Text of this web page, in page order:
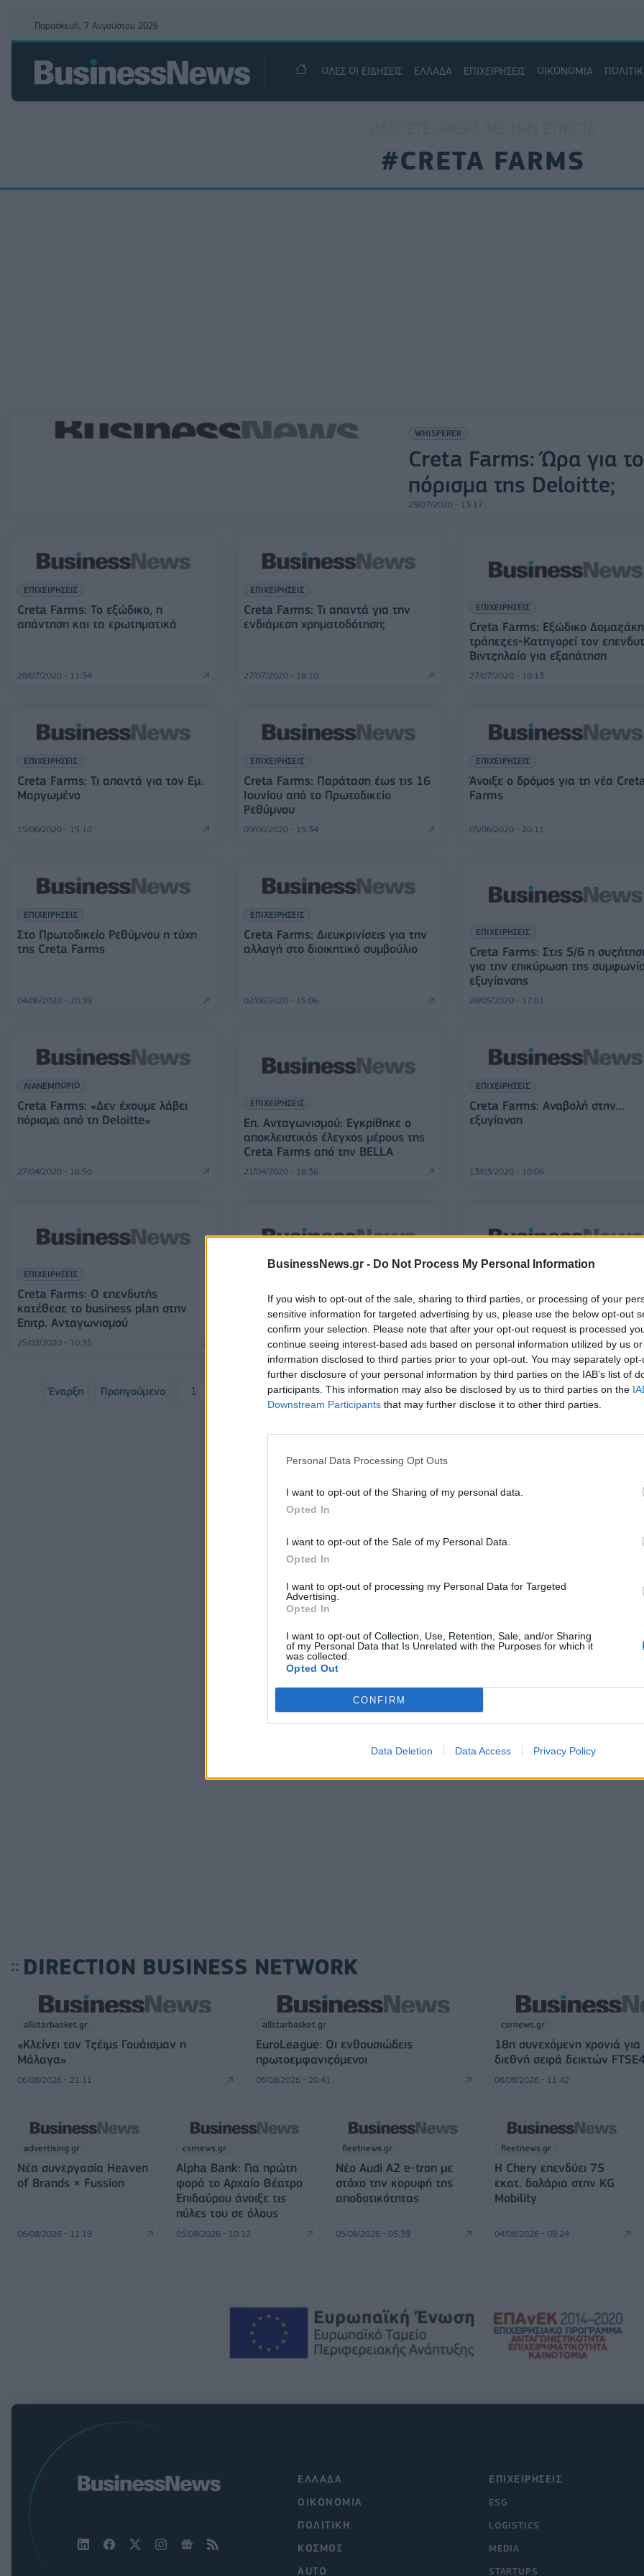
BusinessNews.gr - Do Not Process My Personal Information
If you wish to opt-out of the sale, sharing to third parties, or processing of your
sensitive information for targeted advertising by us, please use the below opt-out
confirm your selection. Please note that after your opt-out request is processed
continue seeing interest-based ads based on personal information utilized by us
information disclosed to third parties prior to your opt-out. You may separately
further disclosure of your personal information by third parties on the IAB’s list of
participants. This information may also be disclosed by us to third parties on the
Downstream Participants that may further disclose it to other third parties.
Personal Data Processing Opt Outs
I want to opt-out of the Sharing of my personal data.
Opted In
I want to opt-out of the Sale of my Personal Data.
Opted In
I want to opt-out of processing my Personal Data for Targeted
Advertising.
Opted In
I want to opt-out of Collection, Use, Retention, Sale, and/or Sharing
of my Personal Data that Is Unrelated with the Purposes for which it
was collected.
Opted Out
CONFIRM
Data Deletion Data Access Privacy Policy
Παρασκευή, 7 Αυγούστου 2026
ΟΛΕΣ ΟΙ ΕΙΔΗΣΕΙΣ ΕΛΛΑΔΑ ΕΠΙΧΕΙΡΗΣΕΙΣ ΟΙΚΟΝΟΜΙΑ
#CRETA FARMS
WHISPERER
Creta Farms: Ώρα για το
πόρισμα της Deloitte;
29/07/2020 - 13:17
ΕΠΙΧΕΙΡΗΣΕΙΣ
Creta Farms: To εξώδικο, η
απάντηση και τα ερωτηματικά
28/07/2020 - 11:54
ΕΠΙΧΕΙΡΗΣΕΙΣ
Creta Farms: Τι απαντά για την
ενδιάμεση χρηματοδότηση;
27/07/2020 - 18:10
ΕΠΙΧΕΙΡΗΣΕΙΣ
Creta Farms: Εξώδικο
τράπεζες-Κατηγορεί τον
Βιντζηλαίο για εξαπάτηση
27/07/2020 - 10:13
ΕΠΙΧΕΙΡΗΣΕΙΣ
Creta Farms: Τι απαντά για τον Εμ.
Μαργωμένο
15/06/2020 - 15:10
ΕΠΙΧΕΙΡΗΣΕΙΣ
Creta Farms: Παράταση έως τις 16
Ιουνίου από το Πρωτοδικείο
Ρεθύμνου
09/06/2020 - 15:34
ΕΠΙΧΕΙΡΗΣΕΙΣ
Άνοιξε ο δρόμος για τη νέα
Farms
05/06/2020 - 20:11
ΕΠΙΧΕΙΡΗΣΕΙΣ
Στο Πρωτοδικείο Ρεθύμνου η τύχη
της Creta Farms
04/06/2020 - 10:39
ΕΠΙΧΕΙΡΗΣΕΙΣ
Creta Farms: Διευκρινίσεις για την
αλλαγή στο διοικητικό συμβούλιο
02/06/2020 - 15:06
ΕΠΙΧΕΙΡΗΣΕΙΣ
Creta Farms: Στις 5/6 η
για την επικύρωση της
εξυγίανσης
28/05/2020 - 17:01
ΛΙΑΝΕΜΠΟΡΙΟ
Creta Farms: «Δεν έχουμε λάβει
πόρισμα από τη Deloitte»
27/04/2020 - 16:50
ΕΠΙΧΕΙΡΗΣΕΙΣ
Επ. Ανταγωνισμού: Εγκρίθηκε ο
αποκλειστικός έλεγχος μέρους της
Creta Farms από την BELLA
21/04/2020 - 18:36
ΕΠΙΧΕΙΡΗΣΕΙΣ
Creta Farms: Aναβολή στην…
εξυγίανση
13/03/2020 - 10:06
ΕΠΙΧΕΙΡΗΣΕΙΣ
Creta Farms: Ο επενδυτής
κατέθεσε το business plan στην
Επιτρ. Ανταγωνισμού
25/02/2020 - 10:35
Ενδιάμεση χρηματοδότηση 4 εκατ.
ευρώ από τις τράπεζες στην Creta
24/02/2020 - 20:47
Creta Farms: Κατατέθηκε στο
Πρωτοδικείο η αίτηση υπαγωγής
στον πτωχευτικό κώδικα
24/02/2020 - 13:34
Έναρξη Προηγούμενο 1 3 4 5 6 7 8 9 10 Επόμενο Τέλος
DIRECTION BUSINESS NETWORK
allstarbasket.gr
«Κλείνει τον Τζέιμς Γουάισμαν η
Μάλαγα»
06/08/2026 - 21:11
allstarbasket.gr
EuroLeague: Οι ενθουσιώδεις
πρωτοεμφανιζόμενοι
06/08/2026 - 20:41
csrnews.gr
18η συνεχόμενη χρονιά
διεθνή σειρά δεικτών
06/08/2026 - 11:42
advertising.gr
Νέα συνεργασία Heaven
of Brands × Fussion
06/08/2026 - 11:19
csrnews.gr
Alpha Bank: Για πρώτη
φορά το Αρχαίο Θέατρο
Επιδαύρου άνοιξε τις
πύλες του σε όλους
05/08/2026 - 10:12
fleetnews.gr
Νέο Audi A2 e-tron με
στόχο την κορυφή της
αποδοτικότητας
05/08/2026 - 05:39
fleetnews.gr
Η Chery επενδύει 75
εκατ. δολάρια στην KG
Mobility
04/08/2026 - 09:24
ΕΠΙΧΕΙΡΗΣΕΙΣ
ESG
LOGISTICS
MEDIA
STARTUPS
ΕΛΛΑΔΑ
ΟΙΚΟΝΟΜΙΑ
ΠΟΛΙΤΙΚΗ
ΚΟΣΜΟΣ
AUTO